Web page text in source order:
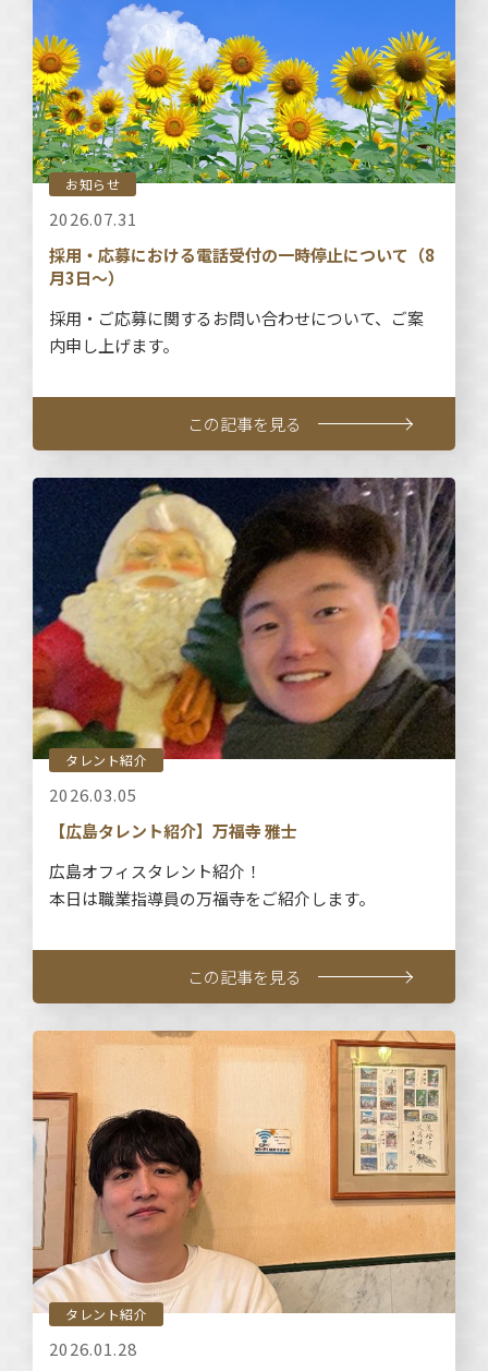
お知らせ
2026.07.31
採用・応募における電話受付の一時停止について（8
月3日～）
採用・ご応募に関するお問い合わせについて、ご案
内申し上げます。
この記事を見る
タレント紹介
2026.03.05
【広島タレント紹介】万福寺 雅士
広島オフィスタレント紹介！
本日は職業指導員の万福寺をご紹介します。
この記事を見る
タレント紹介
2026.01.28